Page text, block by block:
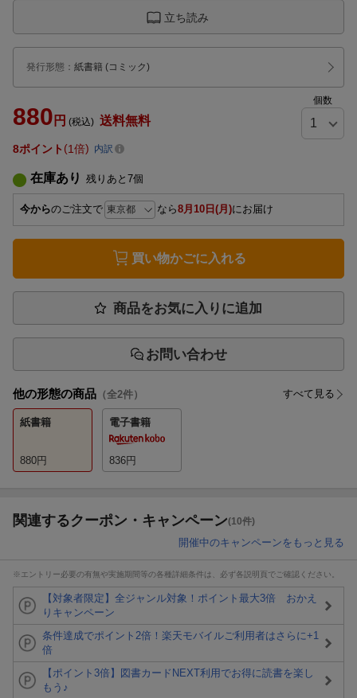
立ち読み
発行形態 ： 紙書籍 (コミック)
880 円 (税込) 送料無料
個数
8ポイント 1倍 内訳
在庫あり 残りあと 7個
今からのご注文で なら8月10日(月)にお届け
買い物かごに入れる
商品をお気に入りに追加
お問い合わせ
他の形態の商品 （全2件） すべて見る
紙書籍
880円
電子書籍
836円
関連するクーポン・キャンペーン(10件)
開催中のキャンペーンをもっと見る
※エントリー必要の有無や実施期間等の各種詳細条件は、必ず各説明頁でご確認ください。
【対象者限定】全ジャンル対象！ポイント最大3倍 おかえ
りキャンペーン
条件達成でポイント2倍！楽天モバイルご利用者はさらに+1
倍
【ポイント3倍】図書カードNEXT利用でお得に読書を楽し
もう♪